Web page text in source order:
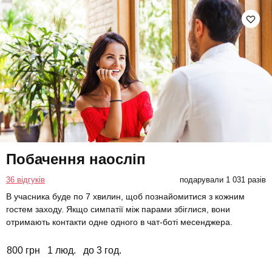
Побачення наосліп
36 відгуків подарували 1 031 разів
В учасника буде по 7 хвилин, щоб познайомитися з кожним
гостем заходу. Якщо симпатії між парами збіглися, вони
отримають контакти одне одного в чат-боті месенджера.
800 грн 1 люд. до 3 год.